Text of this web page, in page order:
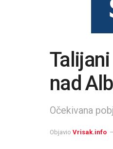
nad
Očekivana
Objavio Vrisak.info